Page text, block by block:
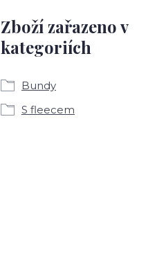
Zboží zařazeno v
kategoriích
Bundy
S fleecem